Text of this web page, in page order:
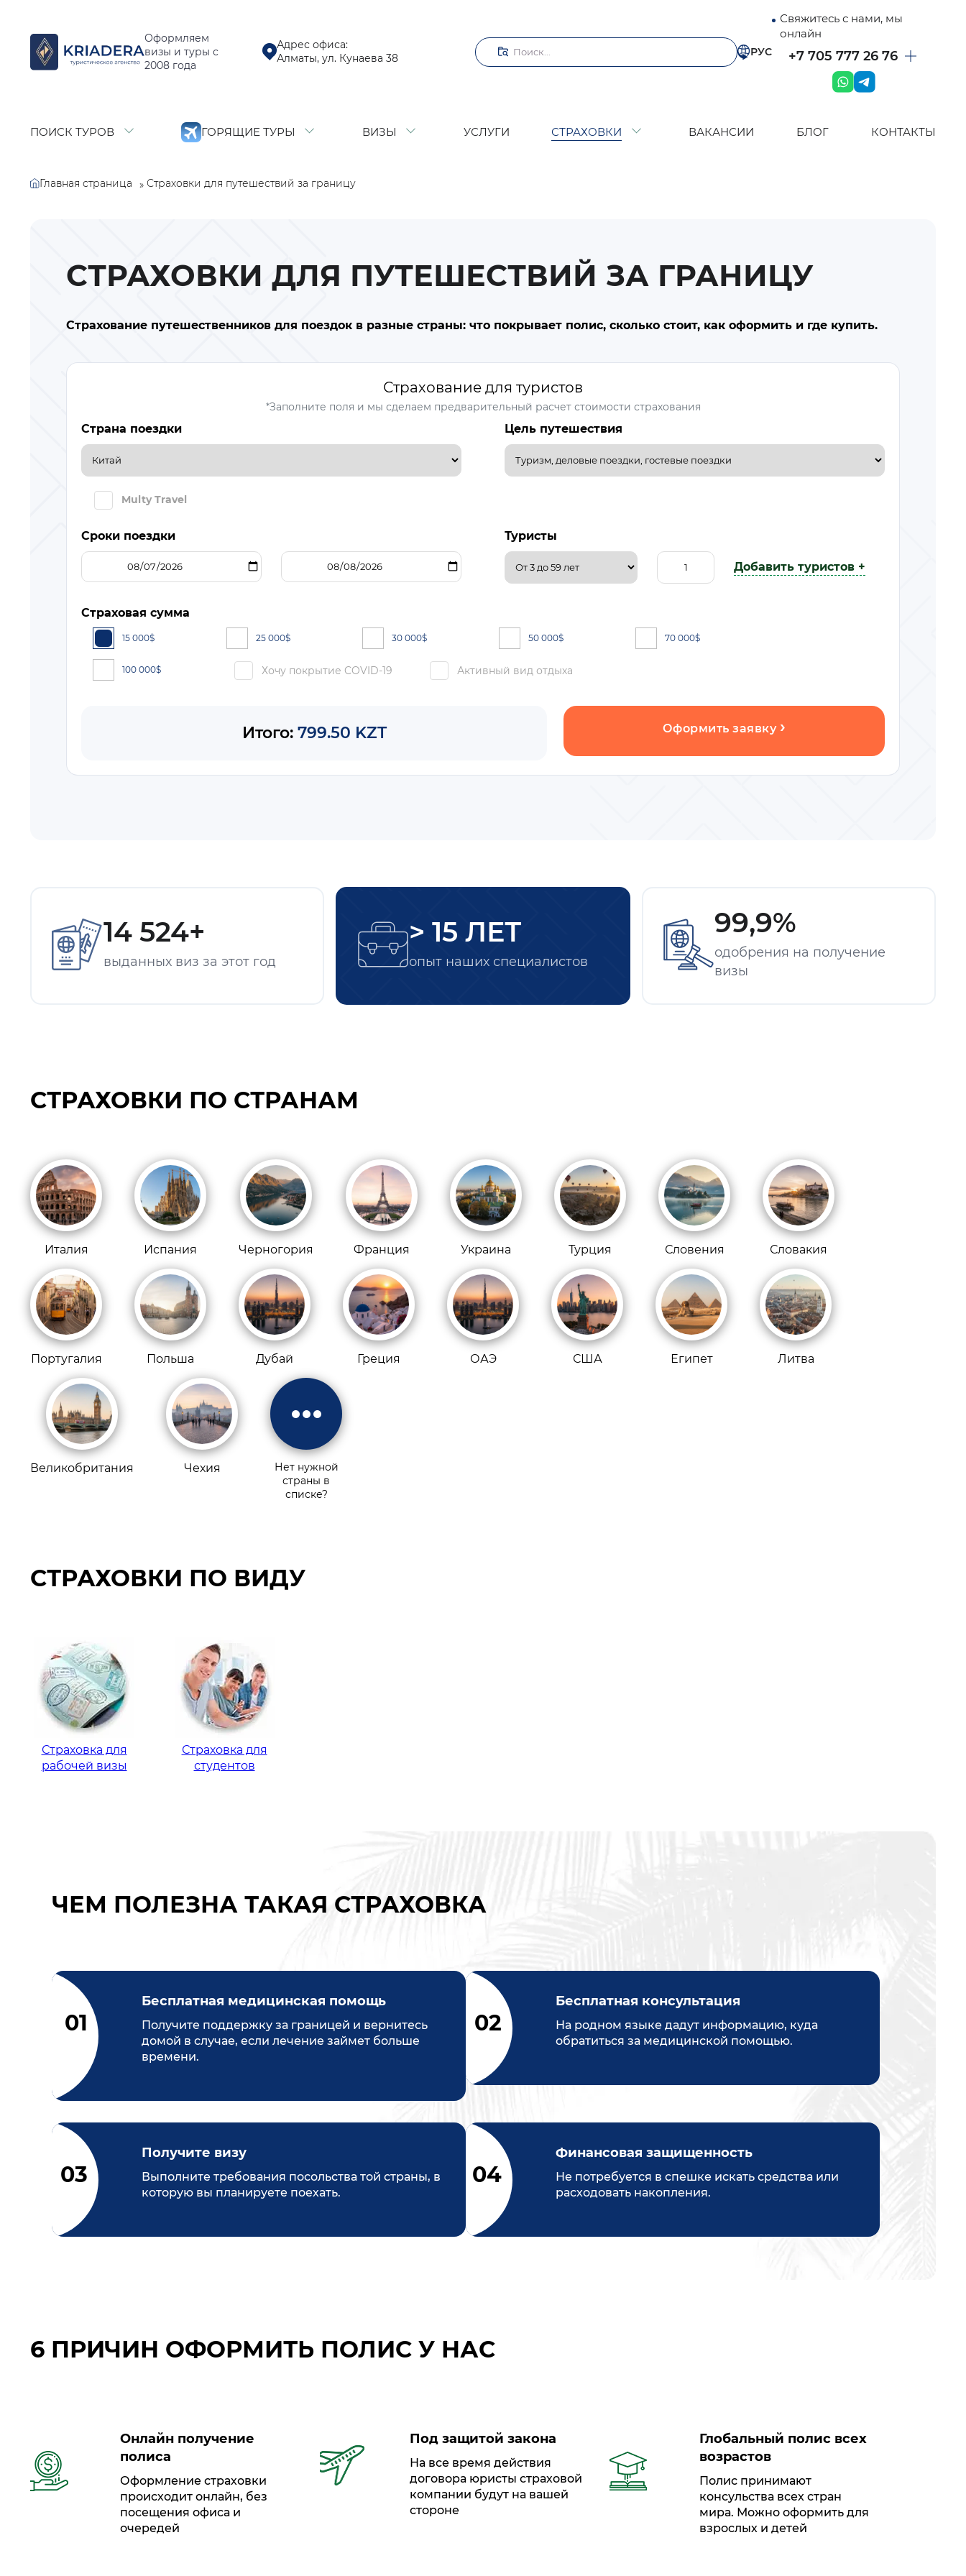
Оформляем
визы и туры с
2008 года
Адрес офиса:
Алматы, ул. Кунаева 38
Поиск РУС
Свяжитесь с нами, мы
онлайн
+7 705 777 26 76
ПОИСК ТУРОВ ГОРЯЩИЕ ТУРЫ ВИЗЫ УСЛУГИ СТРАХОВКИ ВАКАНСИИ БЛОГ КОНТАКТЫ
Главная страница » Страховки для путешествий за границу
СТРАХОВКИ ДЛЯ ПУТЕШЕСТВИЙ ЗА ГРАНИЦУ
Страхование путешественников для поездок в разные страны: что покрывает полис, сколько стоит, как оформить и где купить.
Страхование для туристов
*Заполните поля и мы сделаем предварительный расчет стоимости страхования
Страна поездки
Multy Travel
Цель путешествия
Сроки поездки Туристы
Добавить туристов +
Страховая сумма
15 000$ 25 000$ 30 000$ 50 000$ 70 000$
100 000$ Хочу покрытие COVID-19 Активный вид отдыха
Итого: 799.50 KZT Оформить заявку
14 524+
выданных виз за этот год
> 15 ЛЕТ
опыт наших специалистов
99,9%
одобрения на получение
визы
СТРАХОВКИ ПО СТРАНАМ
Италия Испания Черногория Франция Украина Турция Словения Словакия
Португалия Польша Дубай Греция ОАЭ США Египет Литва
Великобритания Чехия
Нет нужной
страны в
списке?
СТРАХОВКИ ПО ВИДУ
Страховка для
рабочей визы
Страховка для
студентов
ЧЕМ ПОЛЕЗНА ТАКАЯ СТРАХОВКА
Бесплатная медицинская помощь
Получите поддержку за границей и вернитесь
домой в случае, если лечение займет больше
времени.
Бесплатная консультация
На родном языке дадут информацию, куда
обратиться за медицинской помощью.
Получите визу
Выполните требования посольства той страны, в
которую вы планируете поехать.
Финансовая защищенность
Не потребуется в спешке искать средства или
расходовать накопления.
6 ПРИЧИН ОФОРМИТЬ ПОЛИС У НАС
Онлайн получение
полиса
Оформление страховки
происходит онлайн, без
посещения офиса и
очередей
Под защитой закона
На все время действия
договора юристы страховой
компании будут на вашей
стороне
Глобальный полис всех
возрастов
Полис принимают
консульства всех стран
мира. Можно оформить для
взрослых и детей